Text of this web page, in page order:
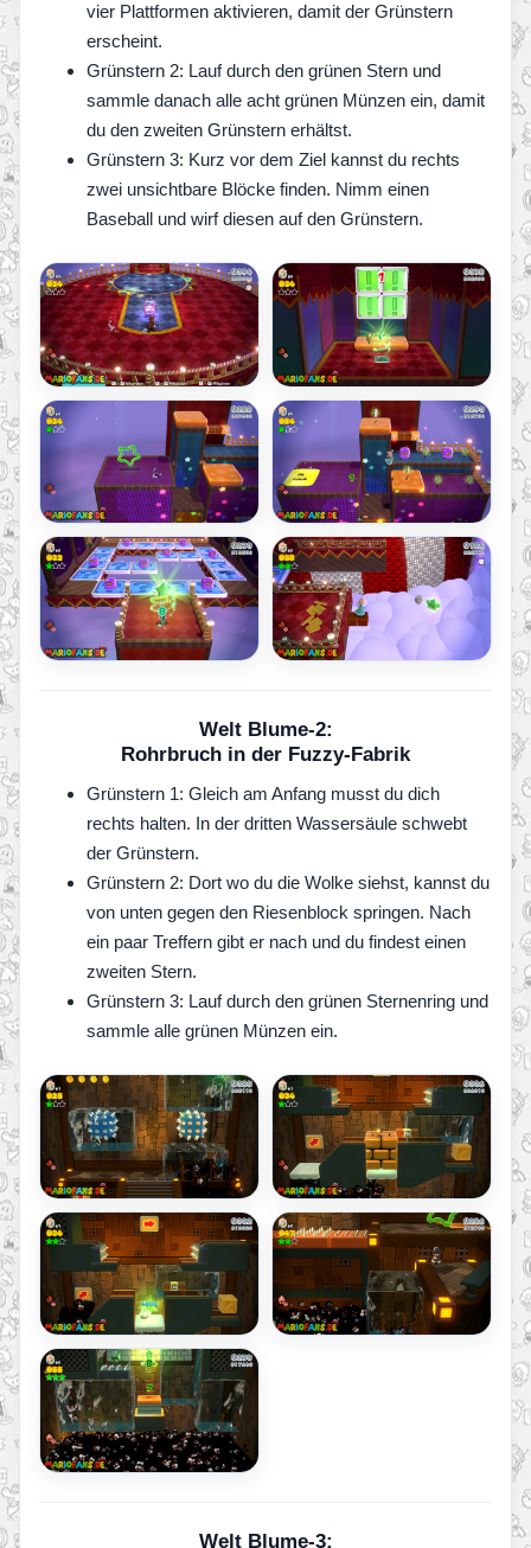
vier Plattformen aktivieren, damit der Grünstern
erscheint.
Grünstern 2: Lauf durch den grünen Stern und
sammle danach alle acht grünen Münzen ein, damit
du den zweiten Grünstern erhältst.
Grünstern 3: Kurz vor dem Ziel kannst du rechts
zwei unsichtbare Blöcke finden. Nimm einen
Baseball und wirf diesen auf den Grünstern.
Welt Blume-2:
Rohrbruch in der Fuzzy-Fabrik
Grünstern 1: Gleich am Anfang musst du dich
rechts halten. In der dritten Wassersäule schwebt
der Grünstern.
Grünstern 2: Dort wo du die Wolke siehst, kannst du
von unten gegen den Riesenblock springen. Nach
ein paar Treffern gibt er nach und du findest einen
zweiten Stern.
Grünstern 3: Lauf durch den grünen Sternenring und
sammle alle grünen Münzen ein.
Welt Blume-3: